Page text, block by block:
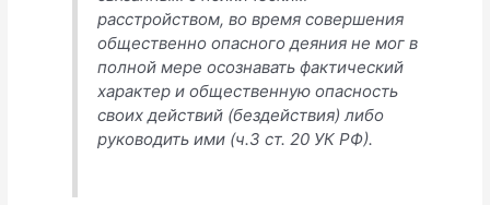
расстройством, во время совершения
общественно опасного деяния не мог в
полной мере осознавать фактический
характер и общественную опасность
своих действий (бездействия) либо
руководить ими (ч.3 ст. 20 УК РФ).